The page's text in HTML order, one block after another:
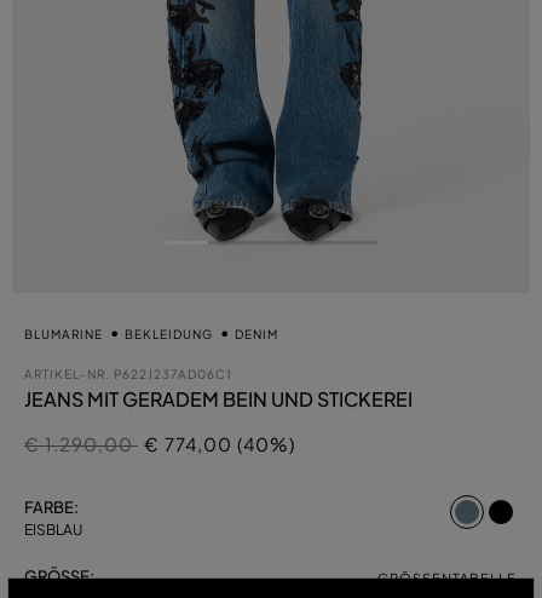
BLUMARINE BEKLEIDUNG DENIM
ARTIKEL-NR. P622J237AD06C1
JEANS MIT GERADEM BEIN UND STICKEREI
Preis reduziert von
€ 1.290,00auf
€ 774,00 (40%)
FARBE:
EISBLAU
GRÖSSE: GRÖSSENTABELLE